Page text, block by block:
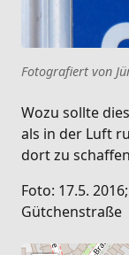
Fotografiert von
Wozu sollte
als in der Luft
dort zu
Foto: 17.5.
Gütchenstraße